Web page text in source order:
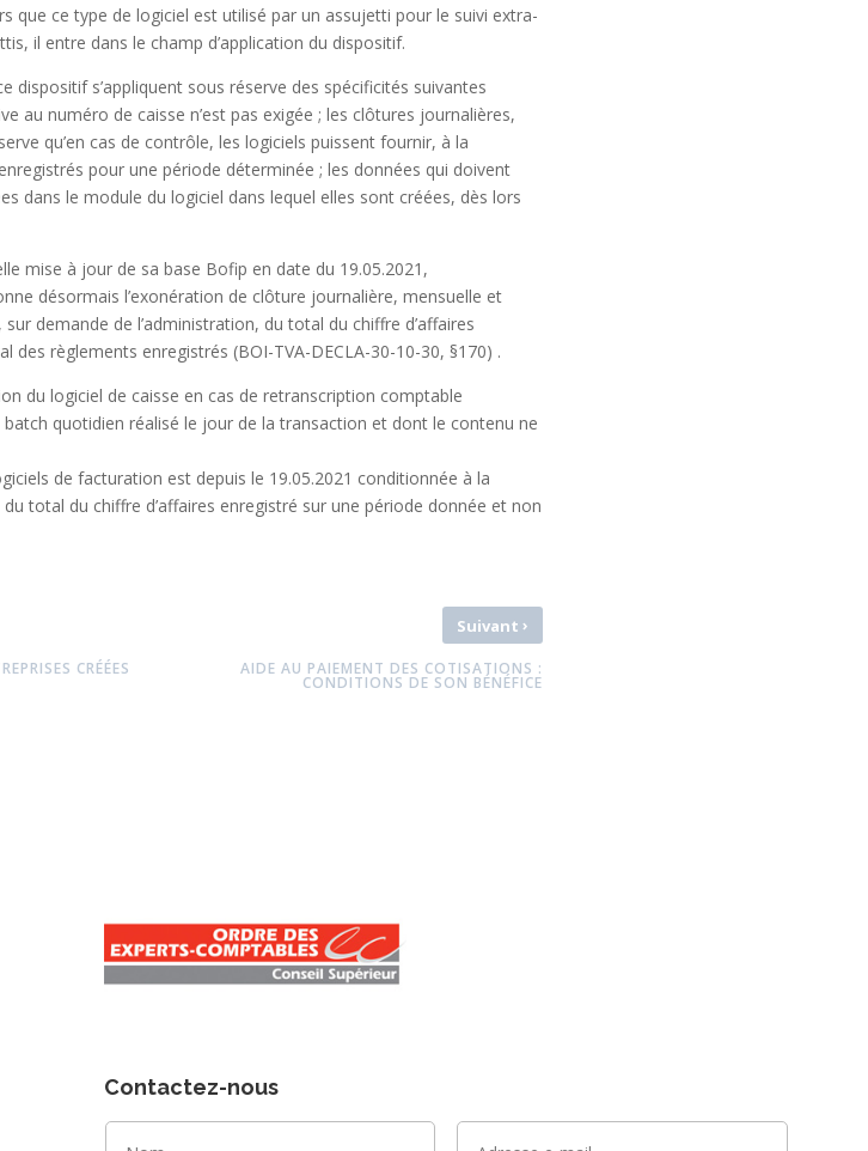
que ce type de logiciel est utilisé par un assujetti pour le suivi extra-
il entre dans le champ d’application du dispositif.
dispositif s’appliquent sous réserve des spécificités suivantes
au numéro de caisse n’est pas exigée ; les clôtures journalières,
qu’en cas de contrôle, les logiciels puissent fournir, à la
pour une période déterminée ; les données qui doivent
dans le module du logiciel dans lequel elles sont créées, dès lors
mise à jour de sa base Bofip en date du 19.05.2021,
désormais l’exonération de clôture journalière, mensuelle et
demande de l’administration, du total du chiffre d’affaires
des règlements enregistrés (BOI-TVA-DECLA-30-10-30, §170) .
du logiciel de caisse en cas de retranscription comptable
quotidien réalisé le jour de la transaction et dont le contenu ne
de facturation est depuis le 19.05.2021 conditionnée à la
total du chiffre d’affaires enregistré sur une période donnée et non
CRÉÉES
Suivant ›
AIDE AU PAIEMENT DES COTISATIONS :
CONDITIONS DE SON BÉNÉFICE
Contactez-nous